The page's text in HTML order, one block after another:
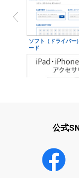
ソフト（ドライバー
ード
学校教育のICT環境
公式